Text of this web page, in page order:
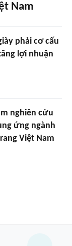
Nam
phải cơ cấu
lợi nhuận
nghiên cứu
ứng ngành
Việt Nam